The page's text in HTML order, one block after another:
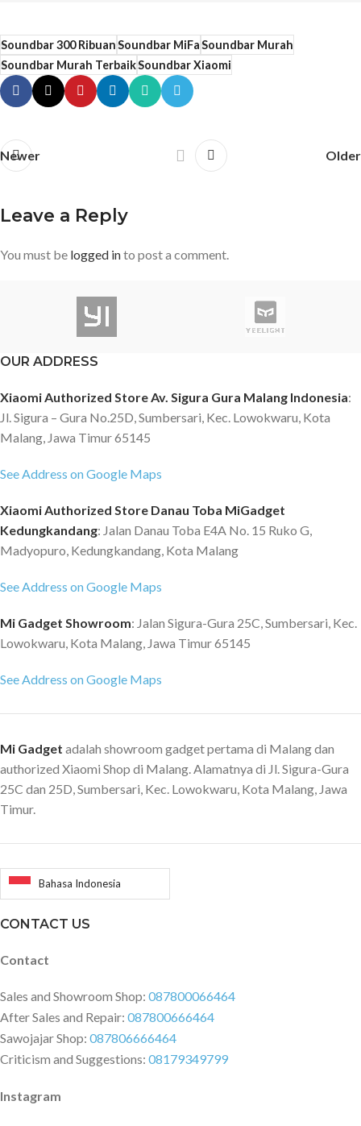
Soundbar 300 RibuanSoundbar MiFaSoundbar Murah
Soundbar Murah TerbaikSoundbar Xiaomi
Newer Older
Leave a Reply
You must be logged into post a comment.
OUR ADDRESS
Xiaomi Authorized Store Av. Sigura Gura Malang Indonesia:
Jl. Sigura – Gura No.25D, Sumbersari, Kec. Lowokwaru, Kota
Malang, Jawa Timur 65145
See Address on Google Maps
Xiaomi Authorized Store Danau Toba MiGadget
Kedungkandang: Jalan Danau Toba E4A No. 15 Ruko G,
Madyopuro, Kedungkandang, Kota Malang
See Address on Google Maps
Mi Gadget Showroom: Jalan Sigura-Gura 25C, Sumbersari, Kec.
Lowokwaru, Kota Malang, Jawa Timur 65145
See Address on Google Maps
Mi Gadget adalah showroom gadget pertama di Malang dan
authorized Xiaomi Shop di Malang. Alamatnya di Jl. Sigura-Gura
25C dan 25D, Sumbersari, Kec. Lowokwaru, Kota Malang, Jawa
Timur.
Bahasa Indonesia
CONTACT US
Contact
Sales and Showroom Shop: 087800066464
After Sales and Repair: 087800666464
Sawojajar Shop: 087806666464
Criticism and Suggestions: 08179349799
Instagram